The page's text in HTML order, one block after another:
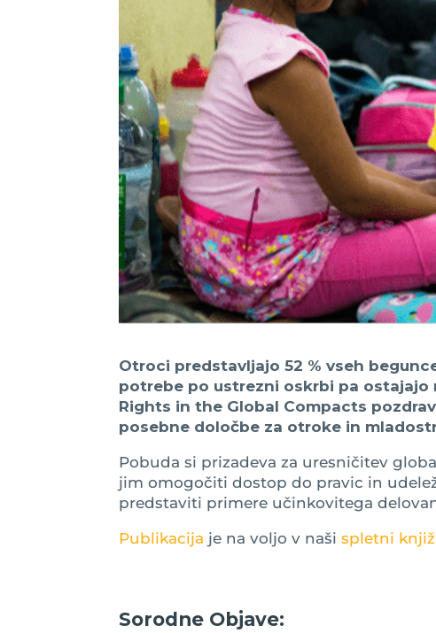
Otroci predstavljajo 52 % vseh
potrebe po ustrezni oskrbi pa ostajajo
Rights in the Global Compacts
posebne določbe za otroke in
Pobuda si prizadeva za uresničitev
jim omogočiti dostop do pravic in
predstaviti primere učinkovitega
Publikacija je na voljo v našispletni
Sorodne Objave: